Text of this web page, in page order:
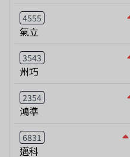
4555
氣立
3543
州巧
2354
鴻準
6831
邁科